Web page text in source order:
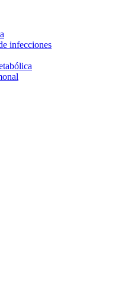
infecciones